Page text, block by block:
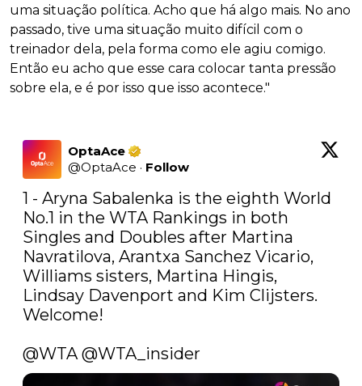
uma situação política. Acho que há algo mais. No ano
passado, tive uma situação muito difícil com o
treinador dela, pela forma como ele agiu comigo.
Então eu acho que esse cara colocar tanta pressão
sobre ela, e é por isso que isso acontece."
OptaAce
@OptaAce · Follow
1 - Aryna Sabalenka is the eighth World
No.1 in the WTA Rankings in both
Singles and Doubles after Martina
Navratilova, Arantxa Sanchez Vicario,
Williams sisters, Martina Hingis,
Lindsay Davenport and Kim Clijsters.
Welcome!
@WTA @WTA_insider